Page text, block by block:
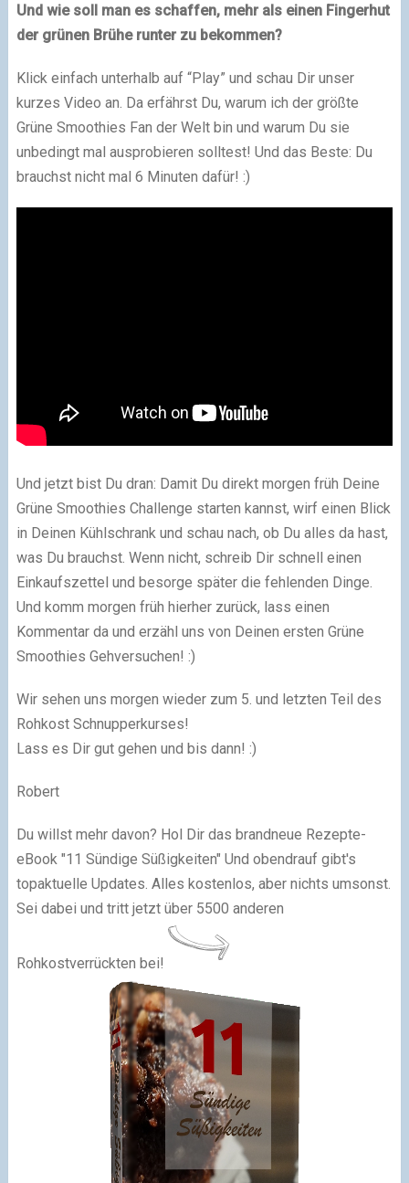
Und wie soll man es schaffen, mehr als einen Fingerhut
der grünen Brühe runter zu bekommen?
Klick einfach unterhalb auf “Play” und schau Dir unser
kurzes Video an. Da erfährst Du, warum ich der größte
Grüne Smoothies Fan der Welt bin und warum Du sie
unbedingt mal ausprobieren solltest! Und das Beste: Du
brauchst nicht mal 6 Minuten dafür! :)
Und jetzt bist Du dran: Damit Du direkt morgen früh Deine
Grüne Smoothies Challenge starten kannst, wirf einen Blick
in Deinen Kühlschrank und schau nach, ob Du alles da hast,
was Du brauchst. Wenn nicht, schreib Dir schnell einen
Einkaufszettel und besorge später die fehlenden Dinge.
Und komm morgen früh hierher zurück, lass einen
Kommentar da und erzähl uns von Deinen ersten Grüne
Smoothies Gehversuchen! :)
Wir sehen uns morgen wieder zum 5. und letzten Teil des
Rohkost Schnupperkurses!
Lass es Dir gut gehen und bis dann! :)
Robert
Du willst mehr davon? Hol Dir das brandneue Rezepte-
eBook "11 Sündige Süßigkeiten" Und obendrauf gibt's
topaktuelle Updates. Alles kostenlos, aber nichts umsonst.
Sei dabei und tritt jetzt über 5500 anderen
Rohkostverrückten bei!